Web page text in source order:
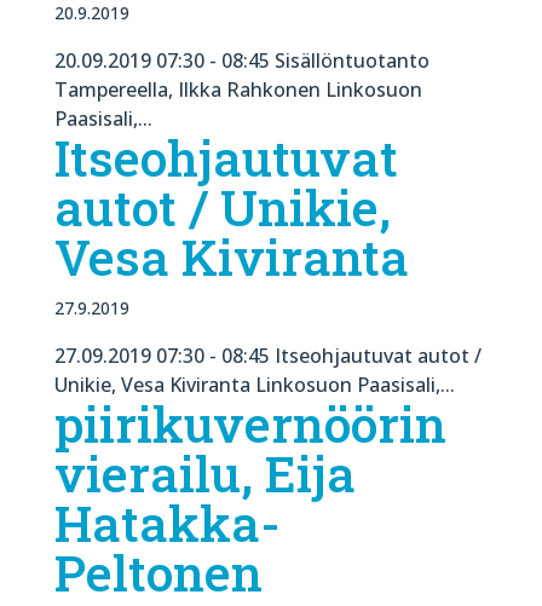
20.9.2019
20.09.2019 07:30 - 08:45 Sisällöntuotanto
Tampereella, Ilkka Rahkonen Linkosuon
Paasisali,...
Itseohjautuvat
autot / Unikie,
Vesa Kiviranta
27.9.2019
27.09.2019 07:30 - 08:45 Itseohjautuvat autot /
Unikie, Vesa Kiviranta Linkosuon Paasisali,...
piirikuvernöörin
vierailu, Eija
Hatakka-
Peltonen